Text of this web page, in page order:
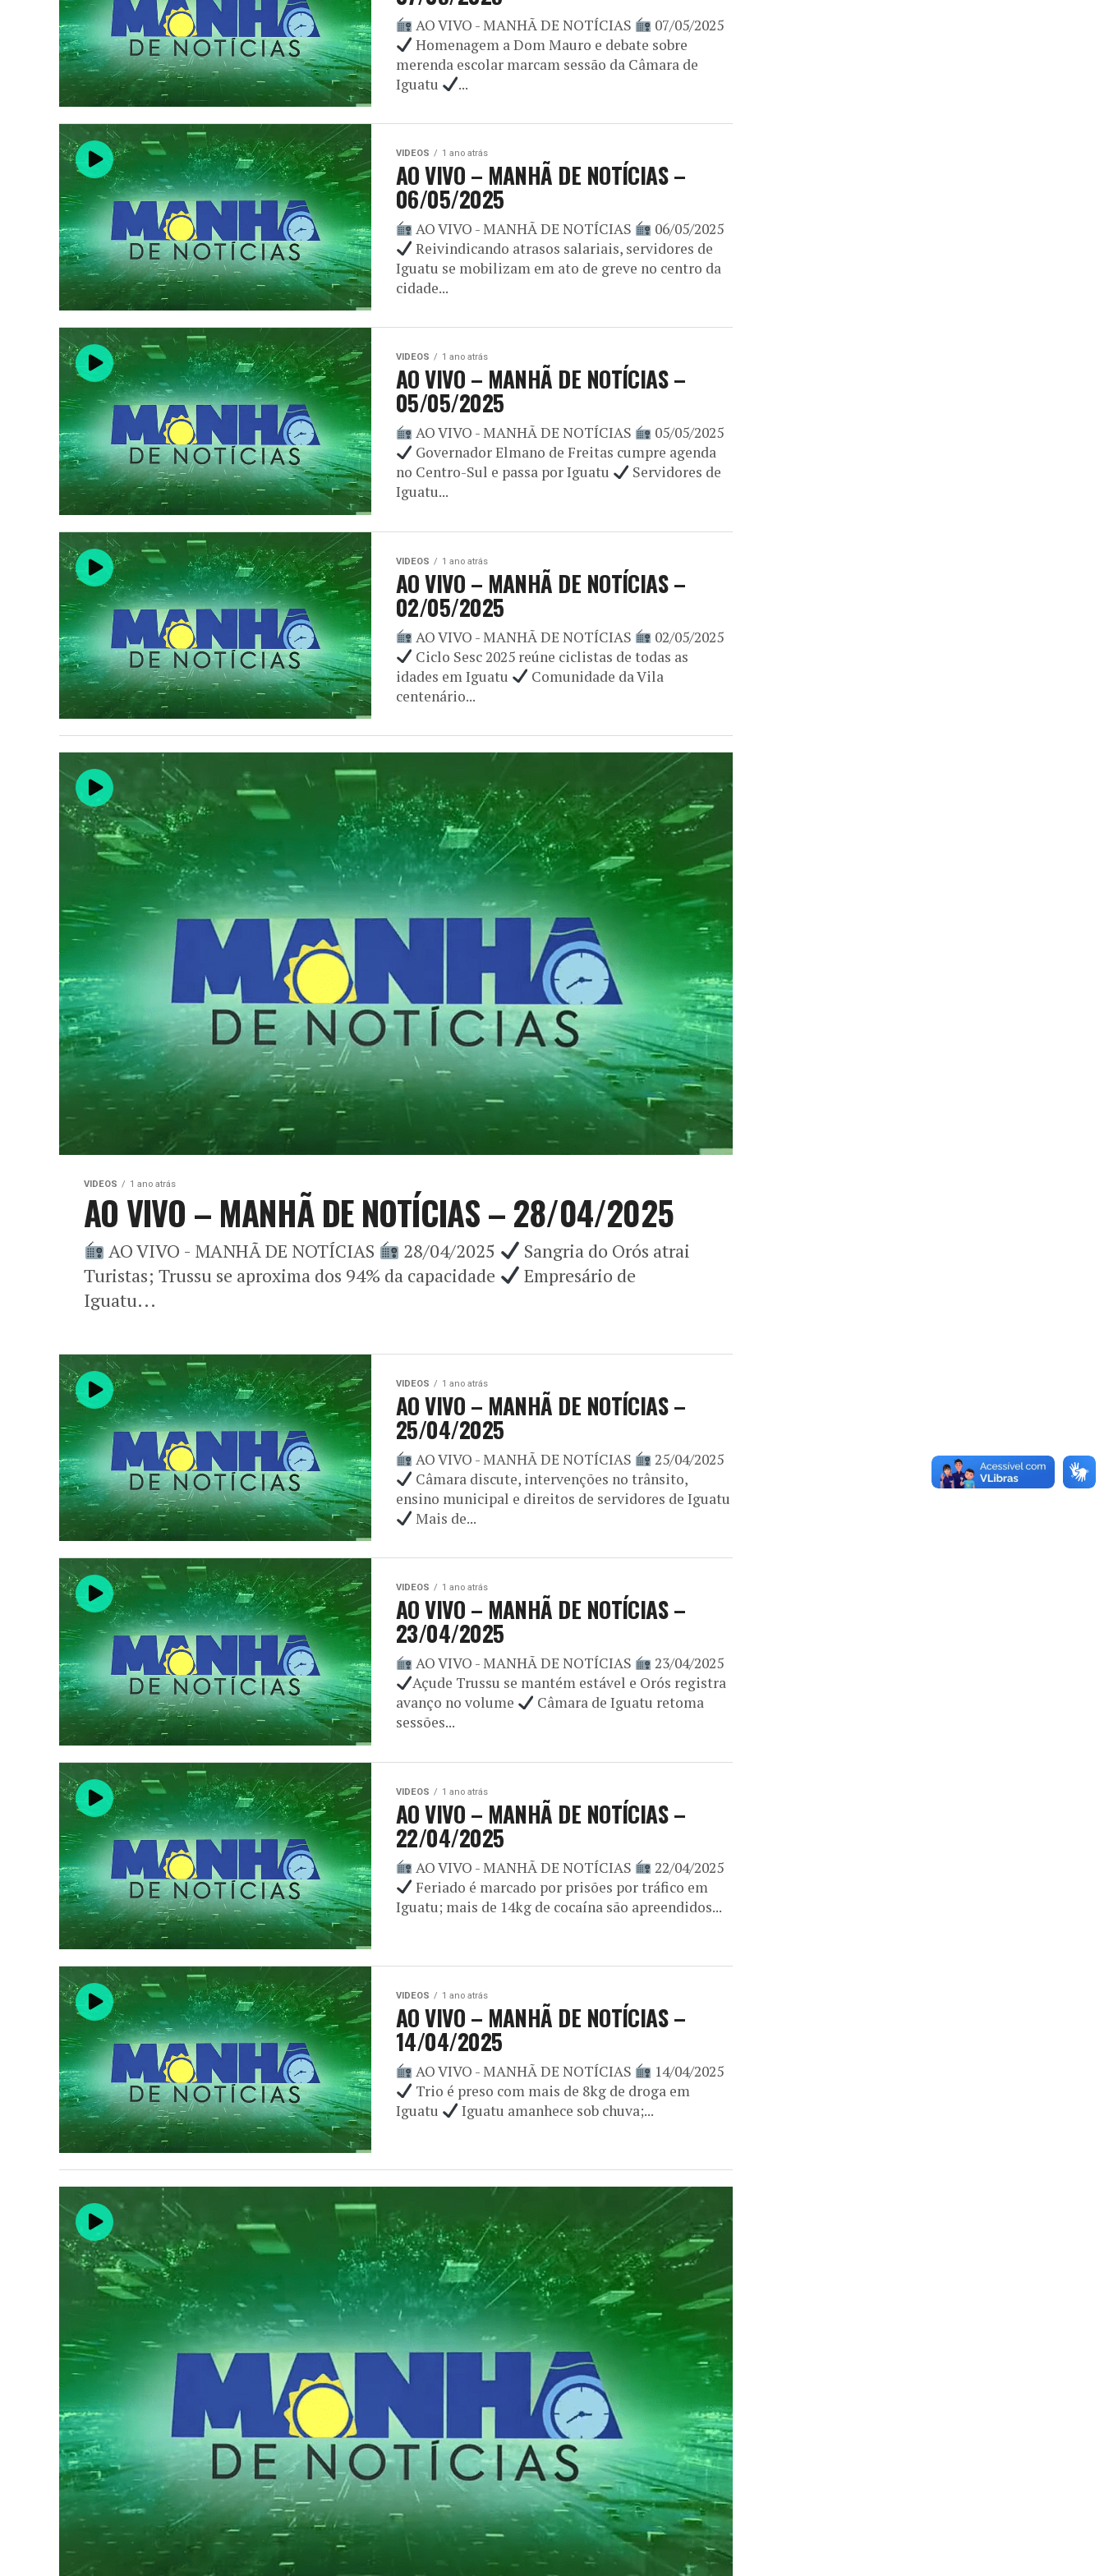
AO VIVO - MANHÃ DE NOTÍCIAS
07/05/2025
Homenagem a Dom Mauro e debate sobre
merenda escolar marcam sessão da Câmara de
Iguatu
...
VIDEOS 1 ano atrás
AO VIVO – MANHÃ DE NOTÍCIAS –
06/05/2025
AO VIVO - MANHÃ DE NOTÍCIAS
06/05/2025
Reivindicando atrasos salariais, servidores de
Iguatu se mobilizam em ato de greve no centro da
cidade...
VIDEOS 1 ano atrás
AO VIVO – MANHÃ DE NOTÍCIAS –
05/05/2025
AO VIVO - MANHÃ DE NOTÍCIAS
05/05/2025
Governador Elmano de Freitas cumpre agenda
no Centro-Sul e passa por Iguatu
Servidores de
Iguatu...
VIDEOS 1 ano atrás
AO VIVO – MANHÃ DE NOTÍCIAS –
02/05/2025
AO VIVO - MANHÃ DE NOTÍCIAS
02/05/2025
Ciclo Sesc 2025 reúne ciclistas de todas as
idades em Iguatu
Comunidade da Vila
centenário...
VIDEOS 1 ano atrás
AO VIVO – MANHÃ DE NOTÍCIAS – 28/04/2025
AO VIVO - MANHÃ DE NOTÍCIAS 28/04/2025
Sangria do Orós atrai
Turistas; Trussu se aproxima dos 94% da capacidade
Empresário de
Iguatu...
VIDEOS 1 ano atrás
AO VIVO – MANHÃ DE NOTÍCIAS –
25/04/2025
AO VIVO - MANHÃ DE NOTÍCIAS
25/04/2025
Câmara discute, intervenções no trânsito,
ensino municipal e direitos de servidores de Iguatu
Mais de...
VIDEOS 1 ano atrás
AO VIVO – MANHÃ DE NOTÍCIAS –
23/04/2025
AO VIVO - MANHÃ DE NOTÍCIAS
23/04/2025
Açude Trussu se mantém estável e Orós registra
avanço no volume
Câmara de Iguatu retoma
sessões...
VIDEOS 1 ano atrás
AO VIVO – MANHÃ DE NOTÍCIAS –
22/04/2025
AO VIVO - MANHÃ DE NOTÍCIAS
22/04/2025
Feriado é marcado por prisões por tráfico em
Iguatu; mais de 14kg de cocaína são apreendidos...
VIDEOS 1 ano atrás
AO VIVO – MANHÃ DE NOTÍCIAS –
14/04/2025
AO VIVO - MANHÃ DE NOTÍCIAS
14/04/2025
Trio é preso com mais de 8kg de droga em
Iguatu
Iguatu amanhece sob chuva;...